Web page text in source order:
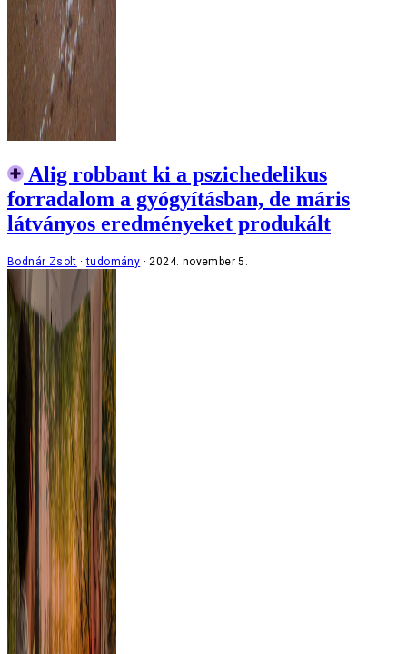
Alig robbant ki a pszichedelikus
forradalom a gyógyításban, de máris
látványos eredményeket produkált
Bodnár Zsolt tudomány 2024. november 5.